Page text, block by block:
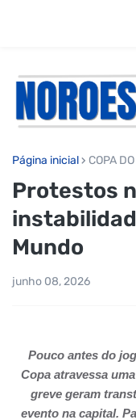
Página inicial COPA
Protestos
Mundo
junho 08, 2026
Pouco antes do
Copa atravessa
greve geram
evento na capital.